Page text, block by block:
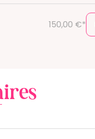
150,00 €*